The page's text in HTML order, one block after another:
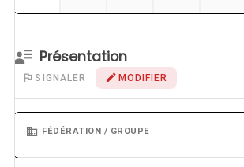
Présentation
SIGNALER MODIFIER
FÉDÉRATION / GROUPE